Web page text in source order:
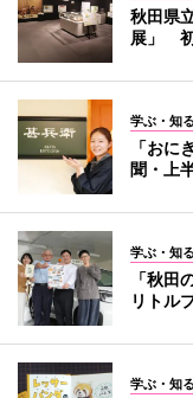
秋田県
展」
学ぶ・知る
「お
聞・上
学ぶ・知る
「秋
リトル
学ぶ・知る